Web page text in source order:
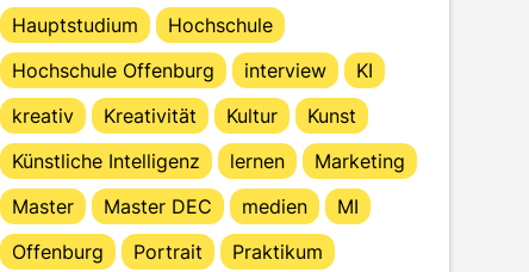
Hauptstudium
Hochschule
Hochschule Offenburg
interview
KI
kreativ
Kreativität Kultur
Kunst
Künstliche Intelligenz
lernen
Marketing
Master
Master DEC medien
MI
Offenburg
Portrait
Praktikum